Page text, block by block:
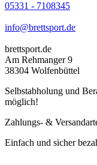
05331 - 7108345
info@brettsport.de
brettsport.de
Am Rehmanger 9
38304 Wolfenbüttel
Selbstabholung und
möglich!
Zahlungs- &
Einfach und sicher